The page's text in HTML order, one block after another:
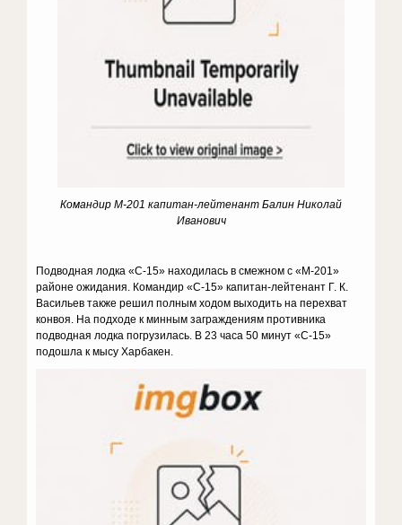
Командир М-201 капитан-лейтенант Балин Николай
Иванович
Подводная лодка «С-15» находилась в смежном с «М-201»
районе ожидания. Командир «С-15» капитан-лейтенант Г. К.
Васильев также решил полным ходом выходить на перехват
конвоя. На подходе к минным заграждениям противника
подводная лодка погрузилась. В 23 часа 50 минут «С-15»
подошла к мысу Харбакен.